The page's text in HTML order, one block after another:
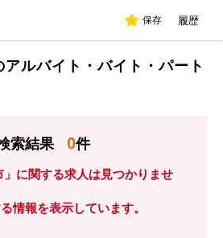
保存 履歴
ルバイト・バイト・パート
索結果 0件
」に関する求人は見つかりませ
情報を表示しています。